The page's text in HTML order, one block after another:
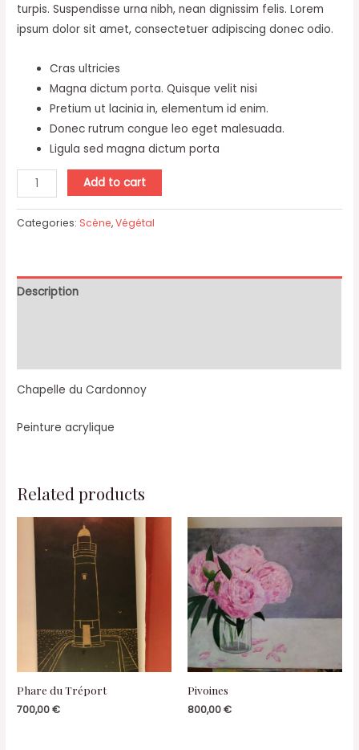
turpis. Suspendisse urna nibh, nean dignissim felis. Lorem
ipsum dolor sit amet, consectetuer adipiscing donec odio.
Cras ultricies
Magna dictum porta. Quisque velit nisi
Pretium ut lacinia in, elementum id enim.
Donec rutrum congue leo eget malesuada.
Ligula sed magna dictum porta
Chapelle
du
Cardonnoy
Add to cart
Categories: Scène,Végétal
Description
Chapelle du Cardonnoy
Peinture acrylique
Related products
Phare du Tréport
700,00€
Pivoines
800,00€